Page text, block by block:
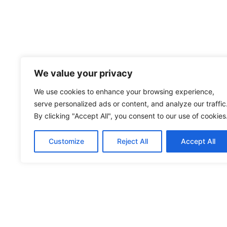
We value your privacy
We use cookies to enhance your browsing experience,
serve personalized ads or content, and analyze our
By clicking "Accept All", you consent to our use of
Customize Reject All Accept All